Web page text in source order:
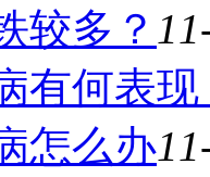
较多？
有何表现
怎么办